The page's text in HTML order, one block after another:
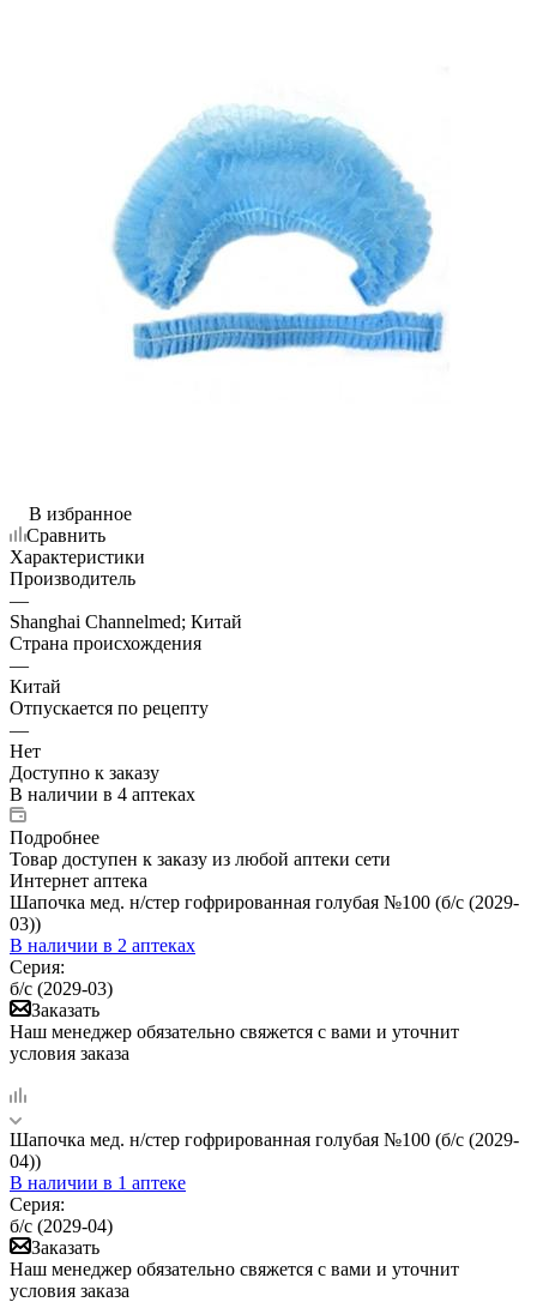
В избранное
Сравнить
Характеристики
Производитель
—
Shanghai Channelmed; Китай
Страна происхождения
—
Китай
Отпускается по рецепту
—
Нет
Доступно к заказу
В наличии в 4 аптеках
Подробнее
Товар доступен к заказу из любой аптеки сети
Интернет аптека
Шапочка мед. н/стер гофрированная голубая №100 (б/с (2029-
03))
В наличии в 2 аптеках
Серия:
б/с (2029-03)
Заказать
Наш менеджер обязательно свяжется с вами и уточнит
условия заказа
Шапочка мед. н/стер гофрированная голубая №100 (б/с (2029-
04))
В наличии в 1 аптеке
Серия:
б/с (2029-04)
Заказать
Наш менеджер обязательно свяжется с вами и уточнит
условия заказа